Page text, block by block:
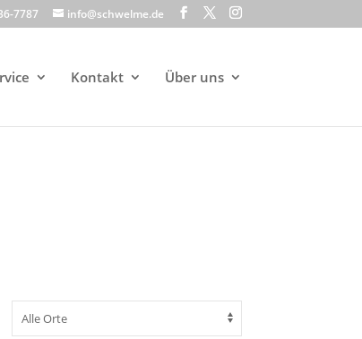
7787 info@schwelme.de
Kontakt Über uns